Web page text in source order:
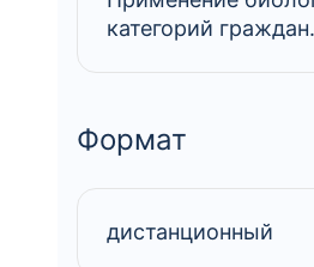
категорий граждан.
Формат
дистанционный